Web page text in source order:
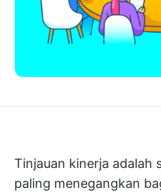
Tinjauan kinerja adalah
paling menegangkan